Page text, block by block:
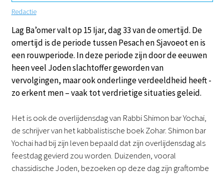
Redactie
Lag Ba’omer valt op 15 Ijar, dag 33 van de omertijd. De
omertijd is de periode tussen Pesach en Sjavoeot en is
een rouwperiode. In deze periode zijn door de eeuwen
heen veel Joden slachtoffer geworden van
vervolgingen, maar ook onderlinge verdeeldheid heeft -
zo erkent men – vaak tot verdrietige situaties geleid.
Het is ook de overlijdensdag van Rabbi Shimon bar Yochai,
de schrijver van het kabbalistische boek Zohar. Shimon bar
Yochai had bij zijn leven bepaald dat zijn overlijdensdag als
feestdag gevierd zou worden. Duizenden, vooral
chassidische Joden, bezoeken op deze dag zijn graftombe